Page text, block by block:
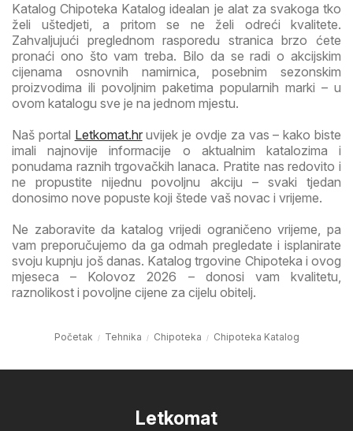
Katalog Chipoteka Katalog idealan je alat za svakoga tko
želi uštedjeti, a pritom se ne želi odreći kvalitete.
Zahvaljujući preglednom rasporedu stranica brzo ćete
pronaći ono što vam treba. Bilo da se radi o akcijskim
cijenama osnovnih namirnica, posebnim sezonskim
proizvodima ili povoljnim paketima popularnih marki – u
ovom katalogu sve je na jednom mjestu.
Naš portal Letkomat.hruvijek je ovdje za vas – kako biste
imali najnovije informacije o aktualnim katalozima i
ponudama raznih trgovačkih lanaca. Pratite nas redovito i
ne propustite nijednu povoljnu akciju – svaki tjedan
donosimo nove popuste koji štede vaš novac i vrijeme.
Ne zaboravite da katalog vrijedi ograničeno vrijeme, pa
vam preporučujemo da ga odmah pregledate i isplanirate
svoju kupnju još danas. Katalog trgovine Chipoteka i ovog
mjeseca – Kolovoz 2026 – donosi vam kvalitetu,
raznolikost i povoljne cijene za cijelu obitelj.
Početak Tehnika Chipoteka Chipoteka Katalog
Letkomat